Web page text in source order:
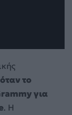
το
για
. Η